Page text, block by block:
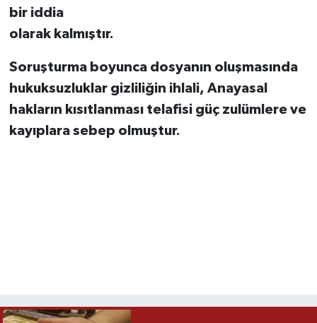
bir iddia
olarak kalmıştır.
Soruşturma boyunca dosyanın oluşmasında
hukuksuzluklar gizliliğin ihlali, Anayasal
hakların kısıtlanması telafisi güç zulümlere ve
kayıplara sebep olmuştur.